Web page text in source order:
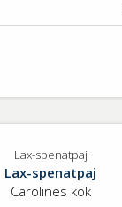
Lax-spenatpaj
Lax-spenatpaj
Carolines kök